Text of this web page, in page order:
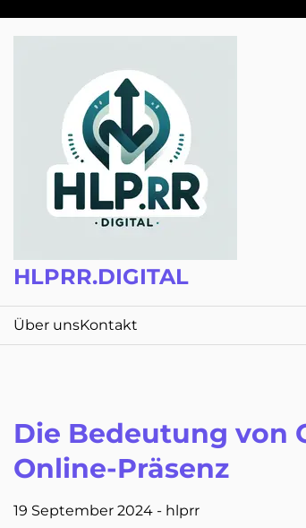
HLPRR.DIGITAL
Über unsKontakt
Die Bedeutung von
Online-Präsenz
19 September 2024 - hlprr